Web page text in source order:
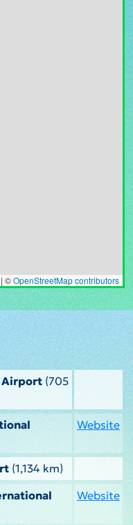
| ©OpenStreetMap contributors
Airport (705
Website
(1,134 km)
Website